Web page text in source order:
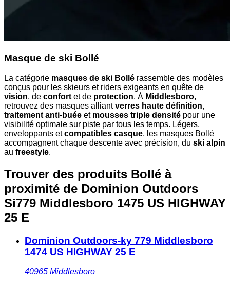
Masque de ski Bollé
La catégorie masques de ski Bollé rassemble des modèles
conçus pour les skieurs et riders exigeants en quête de
vision, de confort et de protection. À Middlesboro,
retrouvez des masques alliantverres haute définition,
traitement anti-buée et mousses triple densité pour une
visibilité optimale sur piste par tous les temps. Légers,
enveloppants etcompatibles casque, les masques Bollé
accompagnent chaque descente avec précision, du ski alpin
au freestyle.
Trouver des produits Bollé à
proximité de Dominion Outdoors
Si779 Middlesboro 1475 US HIGHWAY
25 E
Dominion Outdoors-ky 779 Middlesboro
1474 US HIGHWAY 25 E
40965 Middlesboro